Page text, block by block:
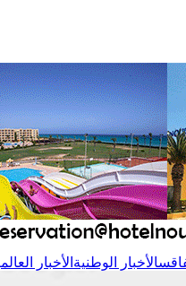
الأخبار الوطنية الأخبار